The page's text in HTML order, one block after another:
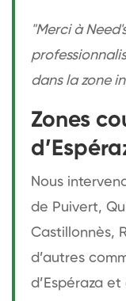
"Merci à
dans la zone
Zones
Nous
de Puivert,
Castillonnès,
d’autres
d’Espéraza